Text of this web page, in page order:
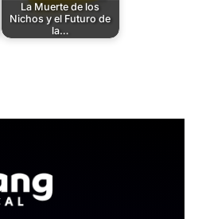
La Muerte de los
Nichos y el Futuro de
la…